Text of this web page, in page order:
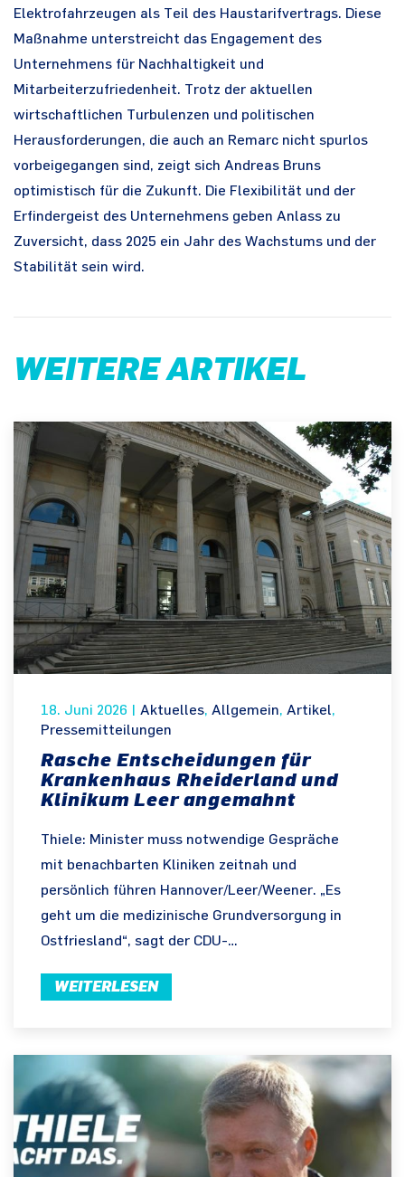
Elektrofahrzeugen als Teil des Haustarifvertrags. Diese
Maßnahme unterstreicht das Engagement des
Unternehmens für Nachhaltigkeit und
Mitarbeiterzufriedenheit. Trotz der aktuellen
wirtschaftlichen Turbulenzen und politischen
Herausforderungen, die auch an Remarc nicht spurlos
vorbeigegangen sind, zeigt sich Andreas Bruns
optimistisch für die Zukunft. Die Flexibilität und der
Erfindergeist des Unternehmens geben Anlass zu
Zuversicht, dass 2025 ein Jahr des Wachstums und der
Stabilität sein wird.
WEITERE ARTIKEL
18. Juni 2026 Aktuelles, Allgemein, Artikel,
Pressemitteilungen
Rasche Entscheidungen für
Krankenhaus Rheiderland und
Klinikum Leer angemahnt
Thiele: Minister muss notwendige Gespräche
mit benachbarten Kliniken zeitnah und
persönlich führen Hannover/Leer/Weener. „Es
geht um die medizinische Grundversorgung in
Ostfriesland“, sagt der CDU-…
WEITERLESEN